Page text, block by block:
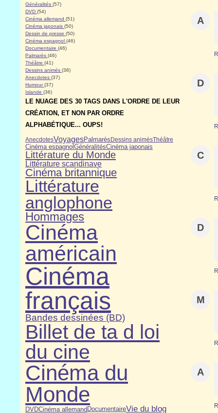
Généralités (57)
DVD (54)
Cinéma allemand (51)
Cinéma japonais (50)
Dessin de presse (50)
Cinéma espagnol (46)
Documentaire (46)
Palmarès (46)
Théâtre (41)
Dessins animés (38)
Anecdotes (37)
Humour(37)
Islande (36)
LE NUAGE DES 30 TAGS DANS L'ORDRE DE LEUR
CRÉATION, ET NON PAR ORDRE
ALPHABÉTIQUE... OUPS!
AnecdotesVoyagesPalmarès Dessins animésThéâtre
Cinéma espagnol GénéralitésCinéma japonais
Littérature du Monde
Littérature scandinave
Cinéma britannique
Littérature
anglophone
Hommages
Cinéma
américain
Cinéma
français
Bandes dessinées (BD)
Billet de ta d loi
du cine
Cinéma du
Monde
DVDCinéma allemandDocumentaireVie du blog
A
D
C
D
M
A